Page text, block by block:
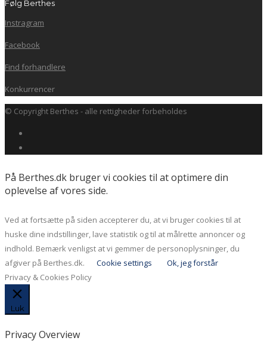
Følg Berthes
Instragram
Facebook
Find forhandlere
Konkurrencer
© Copyright Berthes - alle rettigheder forbeholdes
På Berthes.dk bruger vi cookies til at optimere din
oplevelse af vores side.
Ved at fortsætte på siden accepterer du, at vi bruger cookies til at
huske dine indstillinger, lave statistik og til at målrette annoncer og
indhold. Bemærk venligst at vi gemmer de personoplysninger, du
afgiver på Berthes.dk.
Cookie settings
Ok, jeg forstår
Privacy & Cookies Policy
Luk
Privacy Overview